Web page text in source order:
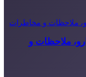
ملاحظات و